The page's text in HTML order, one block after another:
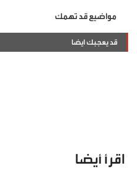
مواضيع قد تهمك
قد يعجبك ايضا
اقرأ أيضا